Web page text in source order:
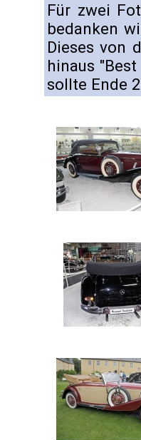
Für zwei
bedanken
Dieses von
hinaus
sollte Ende